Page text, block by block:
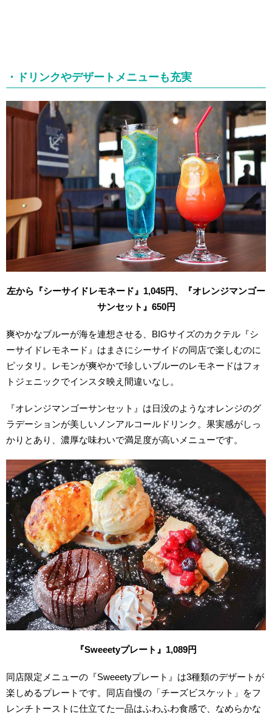
・ドリンクやデザートメニューも充実
左から『シーサイドレモネード』1,045円、『オレンジマンゴー
サンセット』650円
爽やかなブルーが海を連想させる、BIGサイズのカクテル『シ
ーサイドレモネード』はまさにシーサイドの同店で楽しむのに
ピッタリ。レモンが爽やかで珍しいブルーのレモネードはフォ
トジェニックでインスタ映え間違いなし。
『オレンジマンゴーサンセット』は日没のようなオレンジのグ
ラデーションが美しいノンアルコールドリンク。果実感がしっ
かりとあり、濃厚な味わいで満足度が高いメニューです。
『Sweeetyプレート』1,089円
同店限定メニューの『Sweeetyプレート』は3種類のデザートが
楽しめるプレートです。同店自慢の「チーズビスケット」をフ
レンチトーストに仕立てた一品はふわふわ食感で、なめらかな